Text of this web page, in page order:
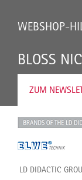
WEBSHOP-
BLOSS
ZUM
LD DIDACTIC